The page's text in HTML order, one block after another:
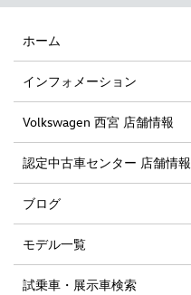
ホーム
インフォメーション
Volkswagen 西宮 店舗情報
認定中古車センター 店舗情報
ブログ
モデル一覧
試乗車・展示車検索